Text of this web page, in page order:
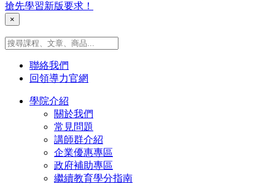
搶先學習新版要求！
×
聯絡我們
回領導力官網
學院介紹
關於我們
常見問題
講師群介紹
企業優惠專區
政府補助專區
繼續教育學分指南